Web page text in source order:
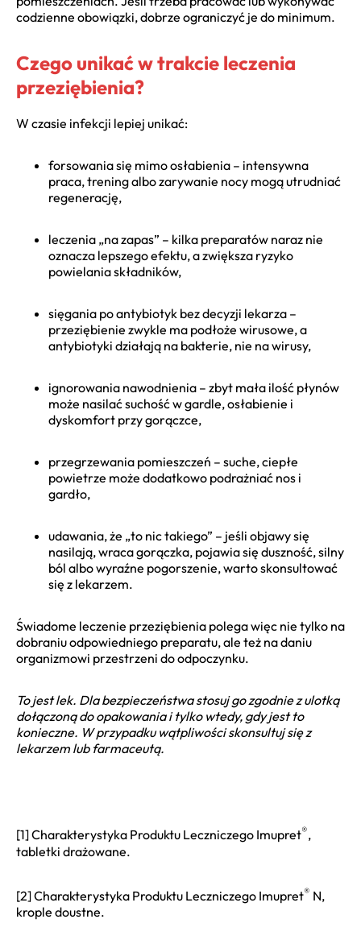
codzienne obowiązki, dobrze ograniczyć je do minimum.
Czego unikać w trakcie leczenia
przeziębienia?
W czasie infekcji lepiej unikać:
forsowania się mimo osłabienia – intensywna
praca, trening albo zarywanie nocy mogą utrudniać
regenerację,
leczenia „na zapas” – kilka preparatów naraz nie
oznacza lepszego efektu, a zwiększa ryzyko
powielania składników,
sięgania po antybiotyk bez decyzji lekarza –
przeziębienie zwykle ma podłoże wirusowe, a
antybiotyki działają na bakterie, nie na wirusy,
ignorowania nawodnienia – zbyt mała ilość płynów
może nasilać suchość w gardle, osłabienie i
dyskomfort przy gorączce,
przegrzewania pomieszczeń – suche, ciepłe
powietrze może dodatkowo podrażniać nos i
gardło,
udawania, że „to nic takiego” – jeśli objawy się
nasilają, wraca gorączka, pojawia się duszność, silny
ból albo wyraźne pogorszenie, warto skonsultować
się z lekarzem.
Świadome leczenie przeziębienia polega więc nie tylko na
dobraniu odpowiedniego preparatu, ale też na daniu
organizmowi przestrzeni do odpoczynku.
To jest lek. Dla bezpieczeństwa stosuj go zgodnie z ulotką
dołączoną do opakowania i tylko wtedy, gdy jest to
konieczne. W przypadku wątpliwości skonsultuj się z
lekarzem lub farmaceutą.
[1] Charakterystyka Produktu Leczniczego Imupret®,
tabletki drażowane.
[2] Charakterystyka Produktu Leczniczego Imupret® N,
krople doustne.